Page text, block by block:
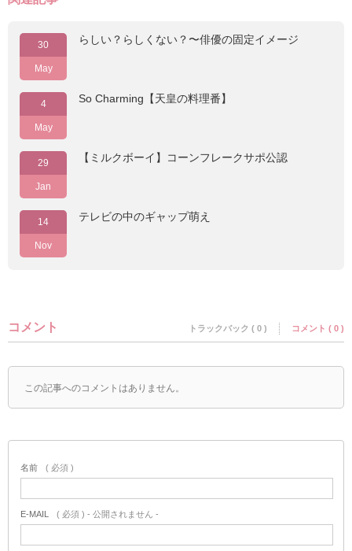
30
May
らしい？らしくない？〜俳優の固定イメージ
4
May
So Charming【天皇の料理番】
29
Jan
【ミルクボーイ】コーンフレークサポ公認
14
Nov
テレビの中のギャップ萌え
コメント トラックバック ( 0 ) コメント ( 0 )
この記事へのコメントはありません。
名前 ( 必須 )
E-MAIL ( 必須 ) - 公開されません -